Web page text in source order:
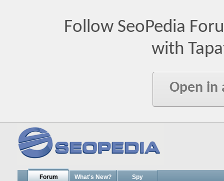
Follow SeoPedia
with
Open in
Forum What's New? Spy